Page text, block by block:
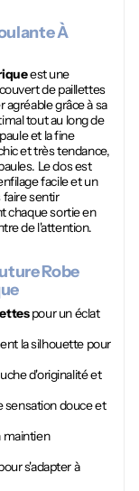
À
est une
de paillettes
grâce à sa
tout au long de
et la fine
et très tendance,
Le dos est
facile et un
sentir
chaque sortie en
de l'attention.
Robe
pour un éclat
la silhouette pour
d'originalité et
douce et
maintien
s'adapter à